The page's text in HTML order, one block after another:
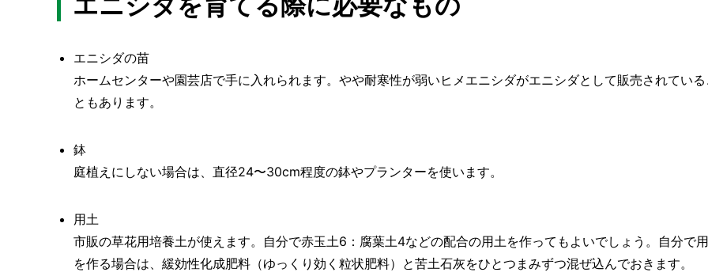
エニシダの苗
ホームセンターや園芸店で手に入れられます。やや耐寒性が弱いヒメエニシダがエニシダとして販売されてい
ともあります。
鉢
庭植えにしない場合は、直径24〜30cm程度の鉢やプランターを使います。
用土
市販の草花用培養土が使えます。自分で赤玉土6：腐葉土4などの配合の用土を作ってもよいでしょう。自分で
を作る場合は、緩効性化成肥料（ゆっくり効く粒状肥料）と苦土石灰をひとつまみずつ混ぜ込んでおきます。